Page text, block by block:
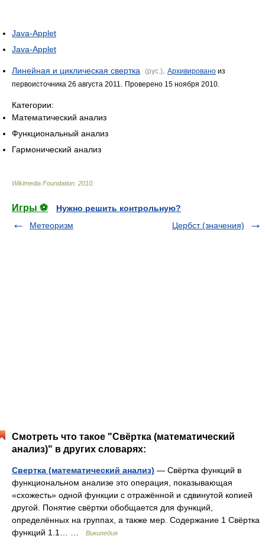
Java-Applet
Java-Applet
Линейная и циклическая свертка (рус.) Архивировано из
первоисточника 26 августа 2011.
Проверено 15 ноября 2010.
Категории:
Математический анализ
Функциональный анализ
Гармонический анализ
Wikimedia Foundation 2010
Игры ⚽
Нужно решить контрольную?
Метеоризм
Цербст (значения)
Смотреть что такое "Свёртка (математический
анализ)" в других словарях:
Свертка (математический анализ) — Свёртка функций в
функциональном анализе это операция, показывающая
«схожесть» одной функции с отражённой и сдвинутой копией
другой. Понятие свёртки обобщается для функций,
определённых на группах, а также мер. Содержание 1 Свёртка
функций 1.1… …
Википедия